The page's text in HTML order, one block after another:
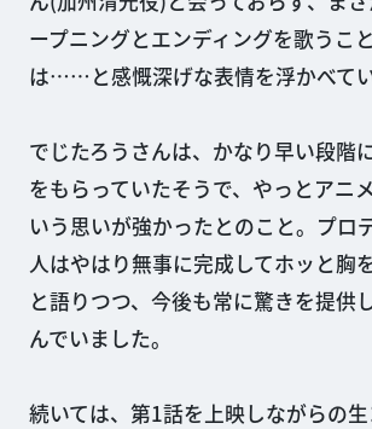
ープニングとエンディングを歌うこ
は……と感慨深げな表情を浮かべてい
でじたろうさんは、かなり早い段階
をもらっていたそうで、やっとアニ
いう思いが強かったとのこと。プロ
人はやはり無事に完成してホッと胸
と語りつつ、今後も常に驚きを提供
んでいました。
続いては、第1話を上映しながらの生